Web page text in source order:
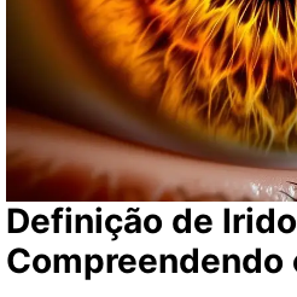
Definição de
Compreendendo